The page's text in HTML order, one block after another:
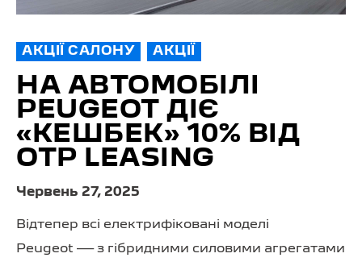
АКЦІЇ САЛОНУ АКЦІЇ
НА АВТОМОБІЛІ
PEUGEOT ДІЄ
«КЕШБЕК» 10% ВІД
OTP LEASING
Червень 27, 2025
Відтепер всі електрифіковані моделі
Peugeot — з гібридними силовими агрегатами